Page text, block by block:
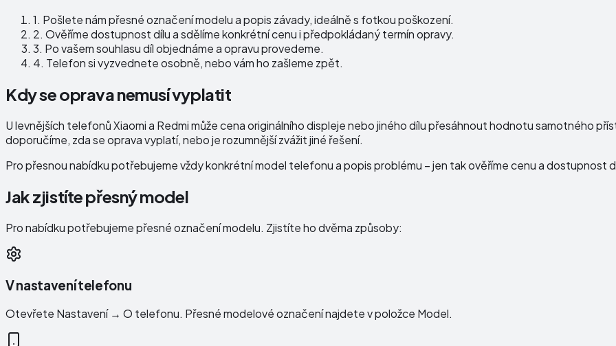
1. Pošlete nám přesné označení modelu a popis závady, ideálně s fotkou poškození.
2. Ověříme dostupnost dílu a sdělíme konkrétní cenu i předpokládaný termín opravy.
3. Po vašem souhlasu díl objednáme a opravu provedeme.
4. Telefon si vyzvednete osobně, nebo vám ho zašleme zpět.
Kdy se oprava nemusí vyplatit
U levnějších telefonů Xiaomi a Redmi může cena originálního displeje nebo jiného dílu přesáhnout hodnotu samotného
doporučíme, zda se oprava vyplatí, nebo je rozumnější zvážit jiné řešení.
Pro přesnou nabídku potřebujeme vždy konkrétní model telefonu a popis problému – jen tak ověříme cenu a dostupnost
Jak zjistíte přesný model
Pro nabídku potřebujeme přesné označení modelu. Zjistíte ho dvěma způsoby:
V nastavení telefonu
Otevřete Nastavení → O telefonu. Přesné modelové označení najdete v položce Model.